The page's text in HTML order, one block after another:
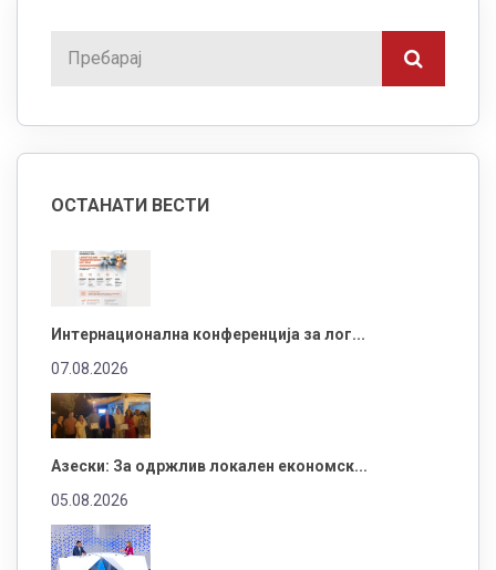
ОСТАНАТИ ВЕСТИ
Интернационална конференција за лог...
07.08.2026
Азески: За одржлив локален економск...
05.08.2026